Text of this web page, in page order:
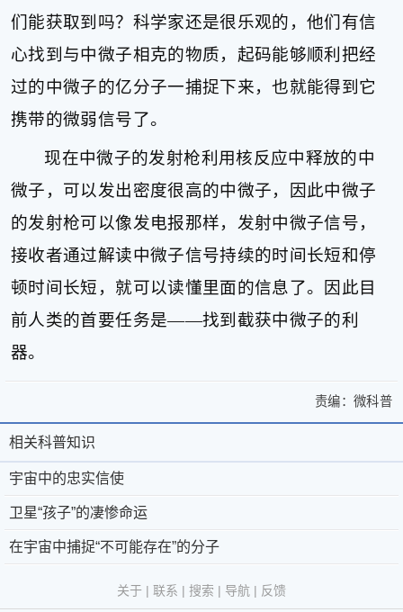
们能获取到吗？科学家还是很乐观的，他们有信
心找到与中微子相克的物质，起码能够顺利把经
过的中微子的亿分子一捕捉下来，也就能得到它
携带的微弱信号了。
现在中微子的发射枪利用核反应中释放的中
微子，可以发出密度很高的中微子，因此中微子
的发射枪可以像发电报那样，发射中微子信号，
接收者通过解读中微子信号持续的时间长短和停
顿时间长短，就可以读懂里面的信息了。因此目
前人类的首要任务是——找到截获中微子的利
器。
责编： 微科普
宇
宙
中
的
忠
>
相
关
科
普
宇
宙
中
的
忠
信
关
于
普
微
公
2011-
相关科普知识
宇宙中的忠实信使
卫星“孩子”的凄惨命运
在宇宙中捕捉“不可能存在”的分子
关于 | 联系 | 搜索 | 导航 | 反馈